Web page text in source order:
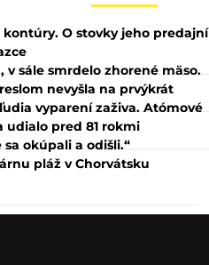
kontúry. O stovky jeho predajní
v sále smrdelo zhorené mäso.
nevyšla na prvýkrát
vyparení zaživa. Atómové
udialo pred 81 rokmi
okúpali a odišli.“
pláž v Chorvátsku